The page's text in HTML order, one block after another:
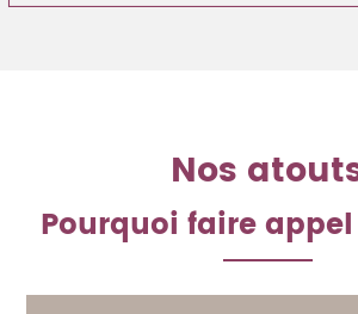
Nos
Pourquoi faire